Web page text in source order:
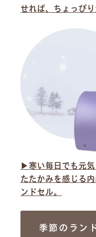
せれば、ちょっぴり
▶︎寒い毎日でも元
たたかみを感じる
ンドセル。
季節のラン